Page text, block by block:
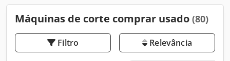
Máquinas de corte comprar usado (80)
Filtro Relevância